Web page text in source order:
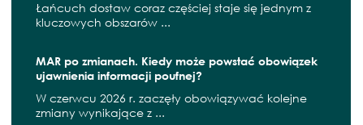
Łańcuch dostaw coraz częściej staje się jednym z
kluczowych obszarów ...
MAR po zmianach. Kiedy może powstać obowiązek
ujawnienia informacji poufnej?
W czerwcu 2026 r. zaczęły obowiązywać kolejne
zmiany wynikające z ...